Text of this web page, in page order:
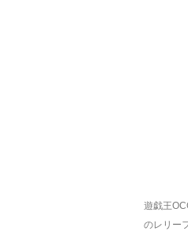
遊戯王
のレリー